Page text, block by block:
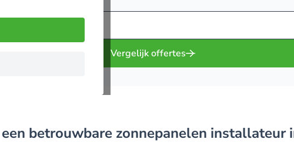
Vergelijk offertes
een betrouwbare zonnepanelen installateur